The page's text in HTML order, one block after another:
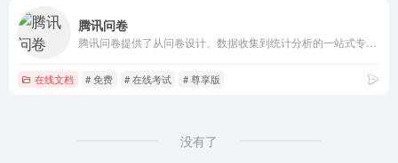
腾讯问卷
在线文档 # 免费 # 在线考试 # 尊享版
没有了